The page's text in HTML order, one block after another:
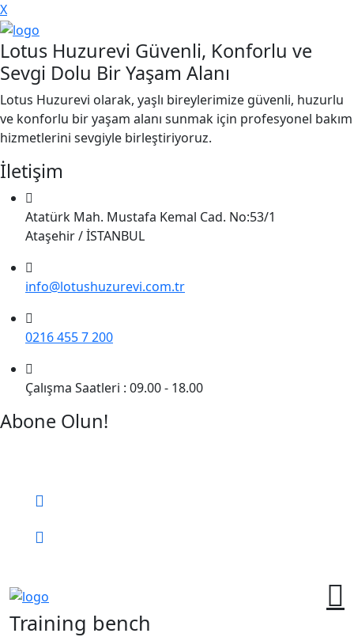
X
Lotus Huzurevi Güvenli, Konforlu ve
Sevgi Dolu Bir Yaşam Alanı
Lotus Huzurevi olarak, yaşlı bireylerimize güvenli, huzurlu
ve konforlu bir yaşam alanı sunmak için profesyonel bakım
hizmetlerini sevgiyle birleştiriyoruz.
İletişim
Atatürk Mah. Mustafa Kemal Cad. No:53/1
Ataşehir / İSTANBUL
info@lotushuzurevi.com.tr
0216 455 7 200
Çalışma Saatleri : 09.00 - 18.00
Abone Olun!
Training bench